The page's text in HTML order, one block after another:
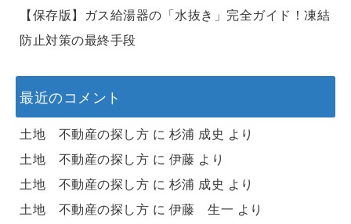
【保存版】ガス給湯器の「水抜き」完全ガイド！凍結
防止対策の最終手段
最近のコメント
土地 不動産の探し方 に 杉浦 成史 より
土地 不動産の探し方 に 伊藤 より
土地 不動産の探し方 に 杉浦 成史 より
土地 不動産の探し方 に 伊藤 生一 より